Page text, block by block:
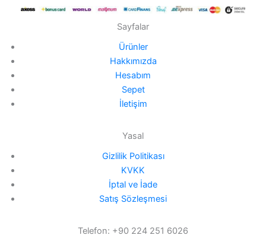
Sayfalar
Ürünler
Hakkımızda
Hesabım
Sepet
İletişim
Yasal
Gizlilik Politikası
KVKK
İptal ve İade
Satış Sözleşmesi
Telefon: +90 224 251 6026